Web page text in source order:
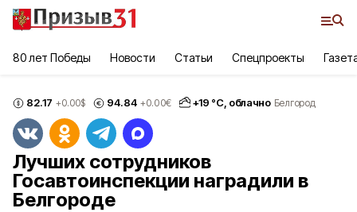
80 лет Победы Новости Статьи Спецпроекты
82.17 +0.00$ 94.84 +0.00€ +19 °С, облачно Белгород
Лучших сотрудников
Госавтоинспекции наградили в
Белгороде